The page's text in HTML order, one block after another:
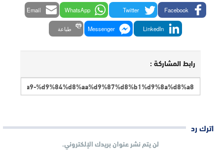
Facebook
Twitter
WhatsApp
Email
LinkedIn
Messenger طباعة
رابط المشاركة :
اترك رد
لن يتم نشر عنوان بريدك الإلكتروني.